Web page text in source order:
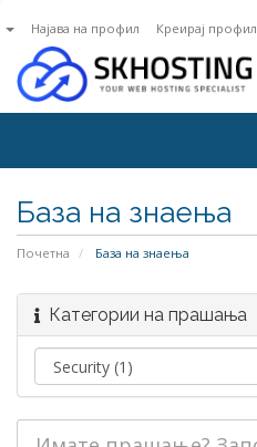
Најава на профил Креирај профил
База на знаења
Почетна База на знаења
Категории на прашања